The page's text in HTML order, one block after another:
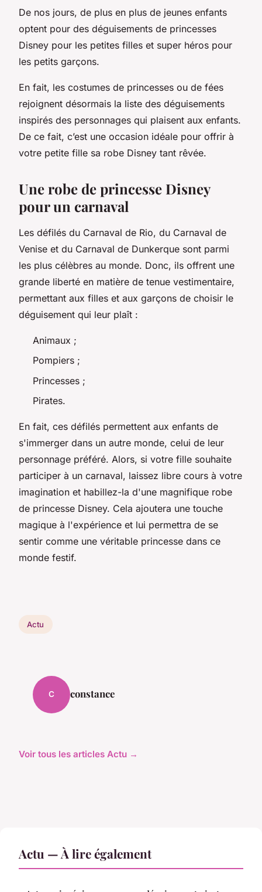
De nos jours, de plus en plus de jeunes enfants
optent pour des déguisements de princesses
Disney pour les petites filles et super héros pour
les petits garçons.
En fait, les costumes de princesses ou de fées
rejoignent désormais la liste des déguisements
inspirés des personnages qui plaisent aux enfants.
De ce fait, c’est une occasion idéale pour offrir à
votre petite fille sa robe Disney tant rêvée.
Une robe de princesse Disney
pour un carnaval
Les défilés du Carnaval de Rio, du Carnaval de
Venise et du Carnaval de Dunkerque sont parmi
les plus célèbres au monde. Donc, ils offrent une
grande liberté en matière de tenue vestimentaire,
permettant aux filles et aux garçons de choisir le
déguisement qui leur plaît :
Animaux ;
Pompiers ;
Princesses ;
Pirates.
En fait, ces défilés permettent aux enfants de
s'immerger dans un autre monde, celui de leur
personnage préféré. Alors, si votre fille souhaite
participer à un carnaval, laissez libre cours à votre
imagination et habillez-la d'une magnifique robe
de princesse Disney. Cela ajoutera une touche
magique à l'expérience et lui permettra de se
sentir comme une véritable princesse dans ce
monde festif.
Actu
C constance
Voir tous les articles Actu →
Actu — À lire également